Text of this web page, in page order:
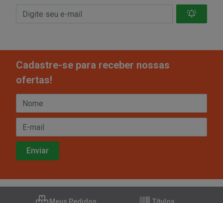
Cadastre-se para receber nossas
ofertas!